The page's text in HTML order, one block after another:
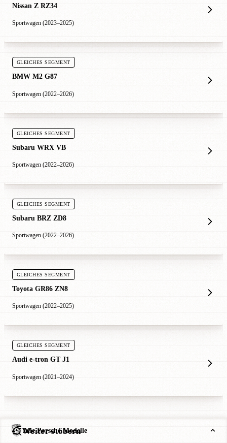
Nissan Z RZ34
Sportwagen (2023–2025)
GLEICHES SEGMENT
BMW M2 G87
Sportwagen (2022–2026)
GLEICHES SEGMENT
Subaru WRX VB
Sportwagen (2022–2026)
GLEICHES SEGMENT
Subaru BRZ ZD8
Sportwagen (2022–2026)
GLEICHES SEGMENT
Toyota GR86 ZN8
Sportwagen (2022–2025)
GLEICHES SEGMENT
Audi e-tron GT J1
Sportwagen (2021–2024)
Weiter stöbern
Alle Porsche Modelle